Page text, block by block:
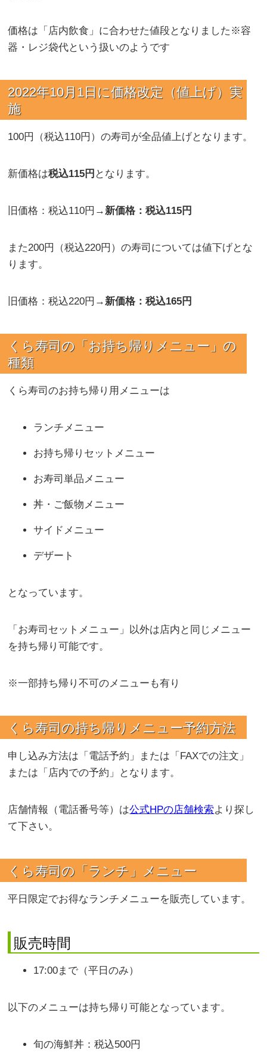
価格は「店内飲食」に合わせた値段となりました※容
器・レジ袋代という扱いのようです
2022年10月1日に価格改定（値上げ）実
施
100円（税込110円）の寿司が全品値上げとなります。
新価格は税込115円 となります。
旧価格：税込110円→新価格：税込115円
また200円（税込220円）の寿司については値下げとな
ります。
旧価格：税込220円→新価格：税込165円
くら寿司の 「お持ち帰りメニュー」の
種類
くら寿司のお持ち帰り用メニューは
ランチメニュー
お持ち帰りセットメニュー
お寿司単品メニュー
丼・ご飯物メニュー
サイドメニュー
デザート
となっています。
「お寿司セットメニュー」以外は店内と同じメニュー
を持ち帰り可能です。
※一部持ち帰り不可のメニューも有り
くら寿司の持ち帰りメニュー予約方法
申し込み方法は「電話予約」または「FAXでの注文」
または「店内での予約」となります。
店舗情報（電話番号等）は公式HPの店舗検索より探し
て下さい。
くら寿司の「ランチ」メニュー
平日限定でお得なランチメニューを販売しています。
販売時間
17:00まで（平日のみ）
以下のメニューは持ち帰り可能となっています。
旬の海鮮丼：税込500円